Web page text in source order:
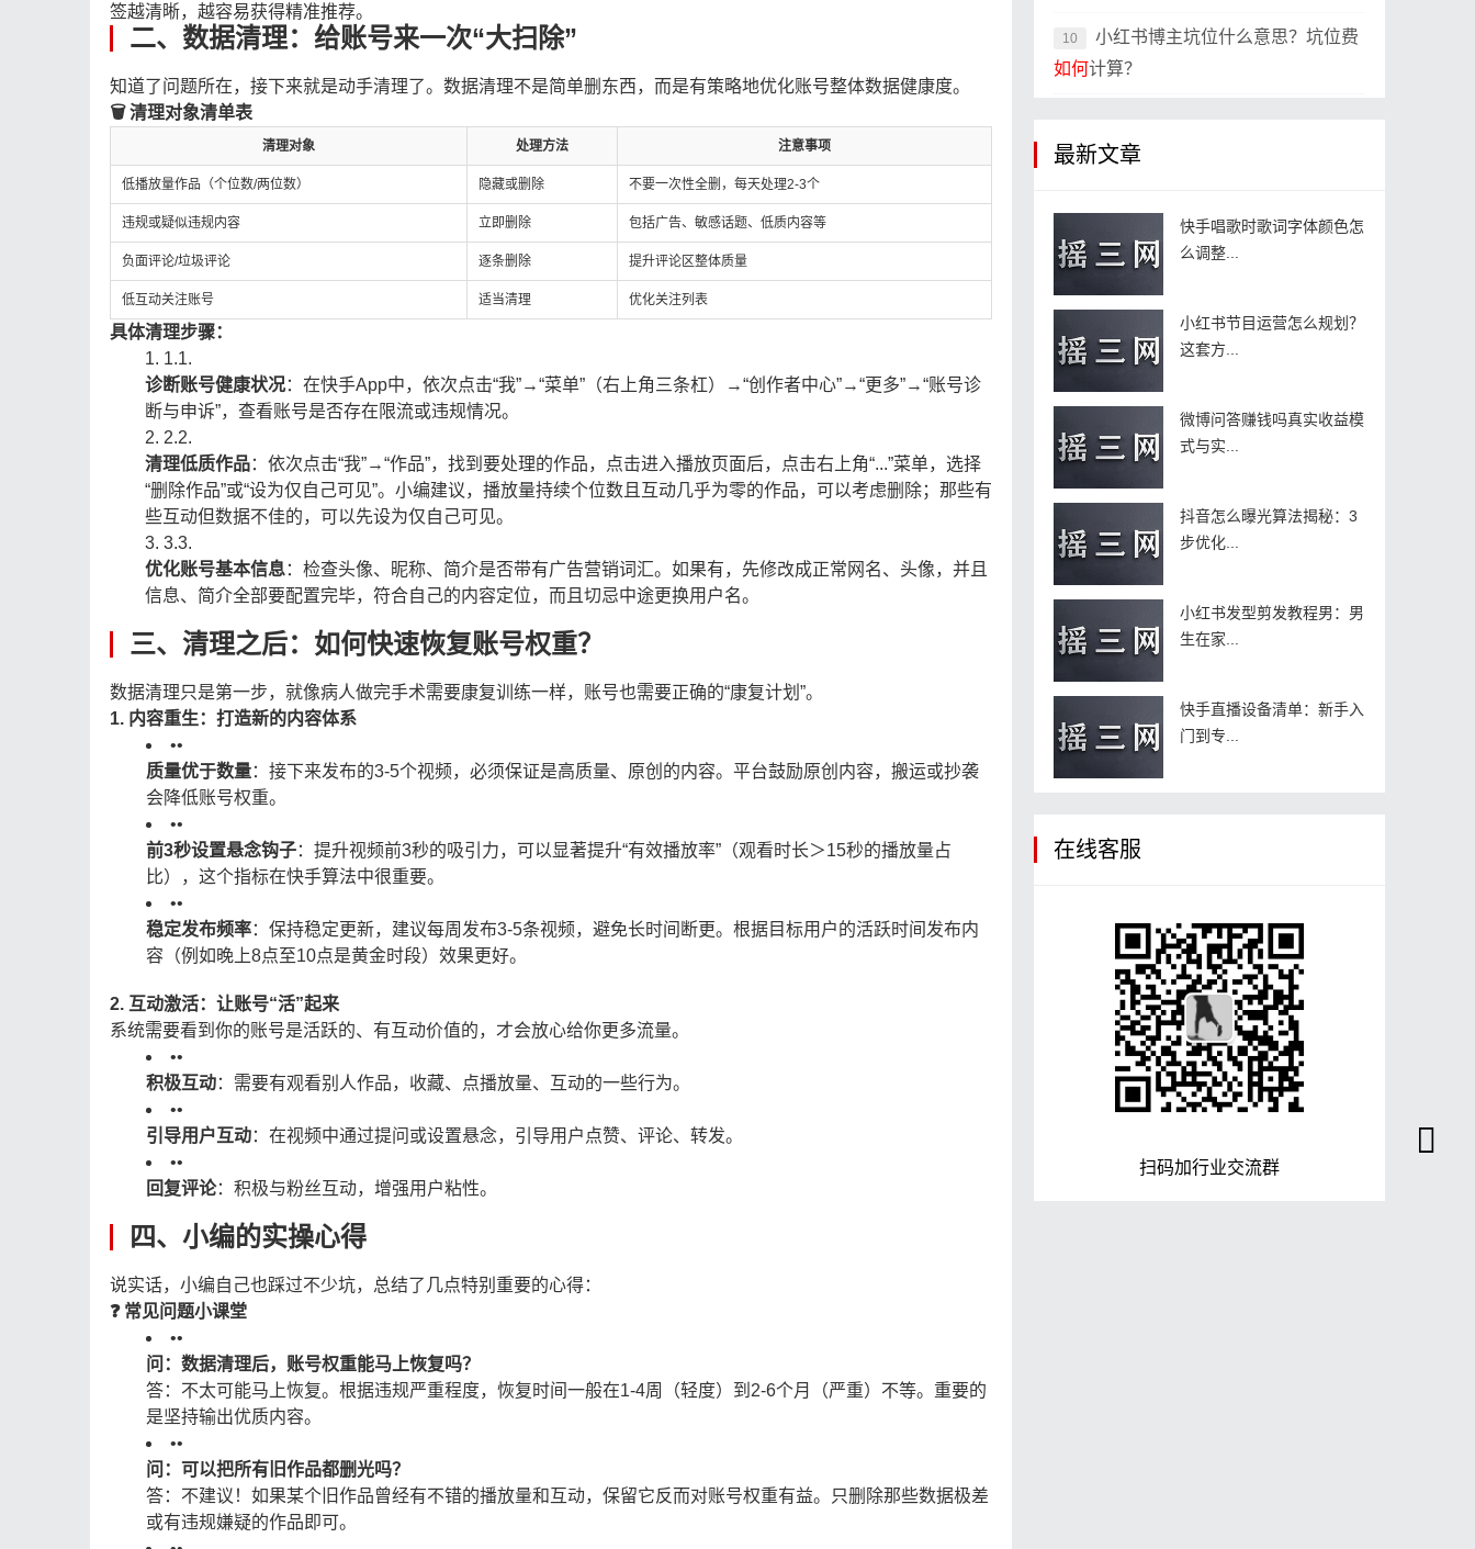
签越清晰，越容易获得精准推荐。
二、数据清理：给账号来一次“大扫除”
知道了问题所在，接下来就是动手清理了。数据清理不是简单删东西，而是有策略地优化账号整体数据健康度。
🗑️ 清理对象清单表
清理对象 处理方法 注意事项
低播放量作品（个位数/两位数） 隐藏或删除 不要一次性全删，每天处理2-3个
违规或疑似违规内容 立即删除 包括广告、敏感话题、低质内容等
负面评论/垃圾评论 逐条删除 提升评论区整体质量
低互动关注账号 适当清理 优化关注列表
具体清理步骤：
1.1.
诊断账号健康状况：在快手App中，依次点击“我”→“菜单”（右上角三条杠）→“创作者中心”→“更多”→“账号诊
断与申诉”，查看账号是否存在限流或违规情况。
2.2.
清理低质作品：依次点击“我”→“作品”，找到要处理的作品，点击进入播放页面后，点击右上角“...”菜单，选择
“删除作品”或“设为仅自己可见”。小编建议，播放量持续个位数且互动几乎为零的作品，可以考虑删除；那些有
些互动但数据不佳的，可以先设为仅自己可见。
3.3.
优化账号基本信息：检查头像、昵称、简介是否带有广告营销词汇。如果有，先修改成正常网名、头像，并且
信息、简介全部要配置完毕，符合自己的内容定位，而且切忌中途更换用户名。
三、清理之后：如何快速恢复账号权重？
数据清理只是第一步，就像病人做完手术需要康复训练一样，账号也需要正确的“康复计划”。
1. 内容重生：打造新的内容体系
••
质量优于数量：接下来发布的3-5个视频，必须保证是高质量、原创的内容。平台鼓励原创内容，搬运或抄袭
会降低账号权重。
••
前3秒设置悬念钩子：提升视频前3秒的吸引力，可以显著提升“有效播放率”（观看时长＞15秒的播放量占
比），这个指标在快手算法中很重要。
••
稳定发布频率：保持稳定更新，建议每周发布3-5条视频，避免长时间断更。根据目标用户的活跃时间发布内
容（例如晚上8点至10点是黄金时段）效果更好。
2. 互动激活：让账号“活”起来
系统需要看到你的账号是活跃的、有互动价值的，才会放心给你更多流量。
••
积极互动：需要有观看别人作品，收藏、点播放量、互动的一些行为。
••
引导用户互动：在视频中通过提问或设置悬念，引导用户点赞、评论、转发。
••
回复评论：积极与粉丝互动，增强用户粘性。
四、小编的实操心得
说实话，小编自己也踩过不少坑，总结了几点特别重要的心得：
❓ 常见问题小课堂
••
问：数据清理后，账号权重能马上恢复吗？
答：不太可能马上恢复。根据违规严重程度，恢复时间一般在1-4周（轻度）到2-6个月（严重）不等。重要的
是坚持输出优质内容。
••
问：可以把所有旧作品都删光吗？
答：不建议！如果某个旧作品曾经有不错的播放量和互动，保留它反而对账号权重有益。只删除那些数据极差
或有违规嫌疑的作品即可。
10
小红书博主坑位什么意思？坑位费
如何计算？
最新文章
快手唱歌时歌词字体颜色怎
么调整...
小红书节目运营怎么规划？
这套方...
微博问答赚钱吗真实收益模
式与实...
抖音怎么曝光算法揭秘：3
步优化...
小红书发型剪发教程男：男
生在家...
快手直播设备清单：新手入
门到专...
在线客服
扫码加行业交流群